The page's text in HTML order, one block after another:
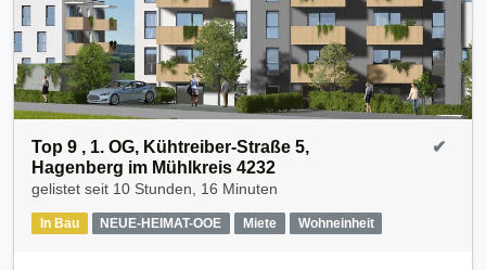
Top 9 , 1. OG, Kühtreiber-Straße 5,
Hagenberg im Mühlkreis 4232
gelistet seit 10 Stunden, 16 Minuten
In Bau NEUE-HEIMAT-OOE Miete Wohneinheit
✔